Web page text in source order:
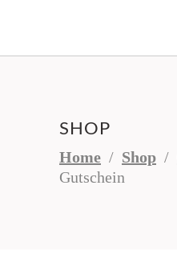
SHOP
Home / Shop /
Gutschein